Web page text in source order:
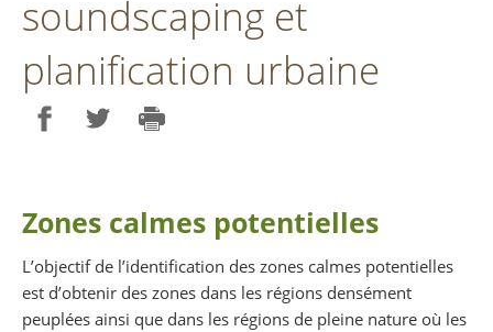
soundscaping et
planification urbaine
Zones calmes potentielles
L’objectif de l’identification des zones calmes potentielles
est d’obtenir des zones dans les régions densément
peuplées ainsi que dans les régions de pleine nature où les